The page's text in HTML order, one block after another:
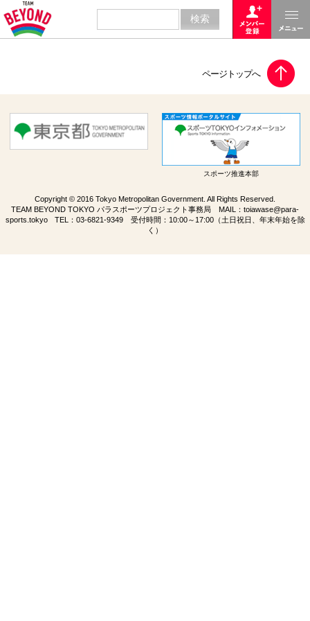
スポーツ推進本部
Copyright © 2016 Tokyo Metropolitan Government. All Rights Reserved.
TEAM BEYOND TOKYO パラスポーツプロジェクト事務局 MAIL： toiawase@para-
sports.tokyoTEL： 03-6821-9349受付時間：10:00～17:00（土日祝日、年末年始を除
く）